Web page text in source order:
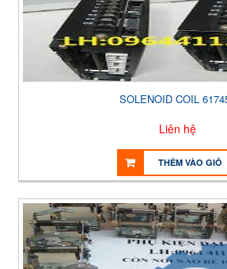
SOLENOID COIL
Liên hệ
THÊM VÀO GIỎ